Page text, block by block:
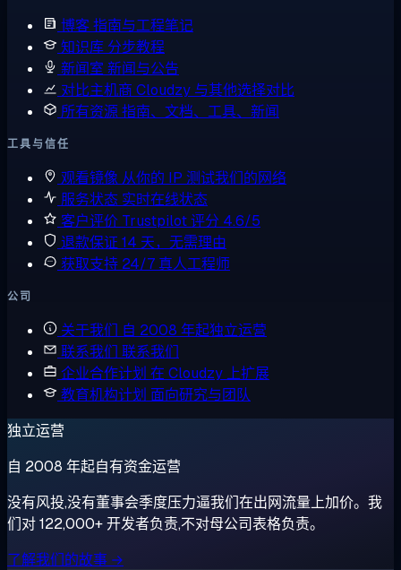
博客指南与工程笔记
知识库 分步教程
新闻室 新闻与公告
对比主机商 Cloudzy 与其他选择对比
所有资源指南、文档、工具、新闻
工具与信任
观看镜像 从你的 IP 测试我们的网络
服务状态 实时在线状态
客户评价 Trustpilot 评分 4.6/5
退款保证 14 天，无需理由
获取支持 24/7 真人工程师
公司
关于我们 自 2008 年起独立运营
联系我们 联系我们
企业合作计划 在 Cloudzy 上扩展
教育机构计划 面向研究与团队
独立运营
自 2008 年起自有资金运营
没有风投,没有董事会季度压力逼我们在出网流量上加价。我
们对 122,000+ 开发者负责,不对母公司表格负责。
了解我们的故事 →